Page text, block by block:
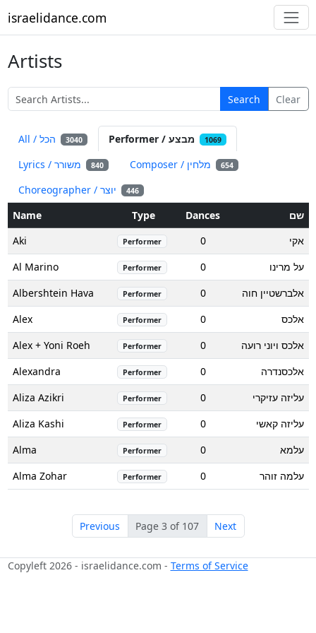
israelidance.com
Artists
Search Clear
3040 1069
840 654
446
Name Type Dances
שם
Aki
Performer 0
אקי
Al Marino
Performer 0
על מרינו
Albershtein Hava
Performer 0
אלברשטיין חוה
Alex
Performer 0
אלכס
Alex + Yoni Roeh
Performer 0
אלכס ויוני רועה
Alexandra
Performer 0
אלכסנדרה
Aliza Azikri
Performer 0
עליזה עזיקרי
Aliza Kashi
Performer 0
עליזה קאשי
Alma
Performer 0
עלמא
Alma Zohar
Performer 0 עלמה זוהר
Previous Page 3 of 107 Next
Copyleft 2026 - israelidance.com - Terms of Service